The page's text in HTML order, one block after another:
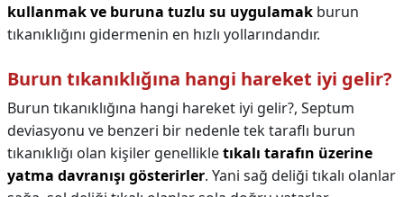
kullanmak ve buruna tuzlu su uygulamak burun
tıkanıklığını gidermenin en hızlı yollarındandır.
Burun tıkanıklığına hangi hareket iyi gelir?
Burun tıkanıklığına hangi hareket iyi gelir?, Septum
deviasyonu ve benzeri bir nedenle tek taraflı burun
tıkanıklığı olan kişiler genellikletıkalı tarafın üzerine
yatma davranışı gösterirler. Yani sağ deliği tıkalı olanlar